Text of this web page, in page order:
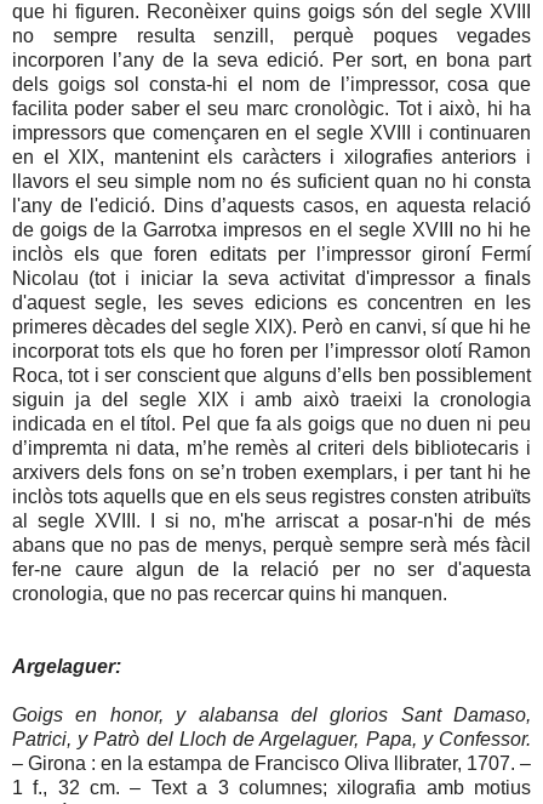
que hi figuren. Reconèixer quins goigs són del segle XVIII
no sempre resulta senzill, perquè poques vegades
incorporen l’any de la seva edició. Per sort, en bona part
dels goigs sol consta-hi el nom de l’impressor, cosa que
facilita poder saber el seu marc cronològic. Tot i això, hi ha
impressors que començaren en el segle XVIII i continuaren
en el XIX, mantenint els caràcters i xilografies anteriors i
llavors el seu simple nom no és suficient quan no hi consta
l'any de l'edició. Dins d’aquests casos, en aquesta relació
de goigs de la Garrotxa impresos en el segle XVIII no hi he
inclòs els que foren editats per l’impressor gironí Fermí
Nicolau (tot i iniciar la seva activitat d'impressor a finals
d'aquest segle, les seves edicions es concentren en les
primeres dècades del segle XIX). Però en canvi, sí que hi he
incorporat tots els que ho foren per l’impressor olotí Ramon
Roca, tot i ser conscient que alguns d’ells ben possiblement
siguin ja del segle XIX i amb això traeixi la cronologia
indicada en el títol. Pel que fa als goigs que no duen ni peu
d’impremta ni data, m’he remès al criteri dels bibliotecaris i
arxivers dels fons on se’n troben exemplars, i per tant hi he
inclòs tots aquells que en els seus registres consten atribuïts
al segle XVIII. I si no, m'he arriscat a posar-n'hi de més
abans que no pas de menys, perquè sempre serà més fàcil
fer-ne caure algun de la relació per no ser d'aquesta
cronologia, que no pas recercar quins hi manquen.
Argelaguer:
Goigs en honor, y alabansa del glorios Sant Damaso,
Patrici, y Patrò del Lloch de Argelaguer, Papa, y Confessor.
– Girona : en la estampa de Francisco Oliva llibrater, 1707. –
1 f., 32 cm. – Text a 3 columnes; xilografia amb motius